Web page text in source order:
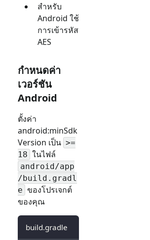
สำหรับ
Android ใช้
การเข้ารหัส
AES
กำหนดค่า
เวอร์ชัน
Android
ตั้งค่า
android:minSdk
Version เป็น >=
18 ในไฟล์
android/app
/build.gradl
e ของโปรเจกต์
ของคุณ
build.gradle